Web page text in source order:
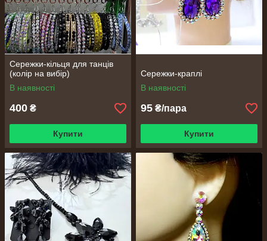
Сережки-кільця для танців
(колір на вибір)
В наявності
400 ₴
Купити
Сережки-краплі
В наявності
95 ₴/пара
Купити